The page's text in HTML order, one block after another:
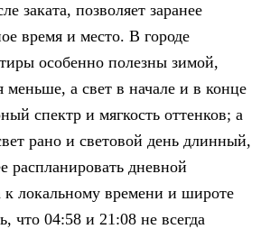
заката, позволяет заранее
время и место. В городе
особенно полезны зимой,
меньше, а свет в начале и в конце
спектр и мягкость оттенков; а
рано и световой день длинный,
распланировать дневной
локальному времени и широте
что 04:58 и 21:08 не всегда